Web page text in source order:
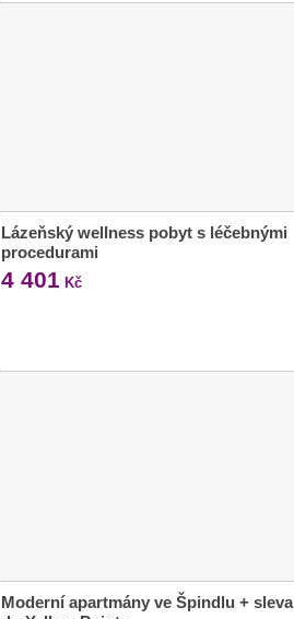
Lázeňský wellness pobyt s léčebnými
procedurami
4 401 Kč
Moderní apartmány ve Špindlu + sleva